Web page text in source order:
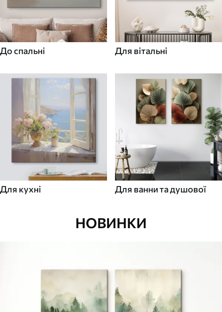
До спальні Для вітальні
Для кухні Для ванни та душової
НОВИНКИ